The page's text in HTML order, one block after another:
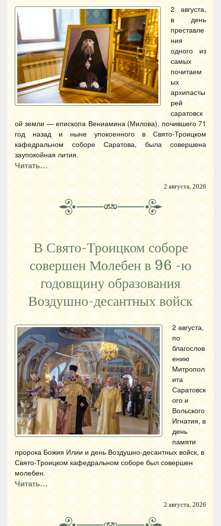
2 августа,
в день
преставле
ния
одного из
самых
почитаем
ых
архипасты
рей
саратовск
ой земли — епископа Вениамина (Милова), почившего 71
год назад и ныне упокоенного в Свято-Троицком
кафедральном соборе Саратова, была совершена
заупокойная лития.
Читать…
2 августа, 2026
В Свято-Троицком соборе
совершен Молебен в 96 -ю
годовщину образования
Воздушно-десантных войск
2 августа,
по
благослов
ению
Митропол
ита
Саратовск
ого и
Вольского
Игнатия, в
день
памяти
пророка Божия Илии и день Воздушно-десантных войск, в
Свято-Троицком кафедральном соборе был совершен
молебен.
Читать…
2 августа, 2026